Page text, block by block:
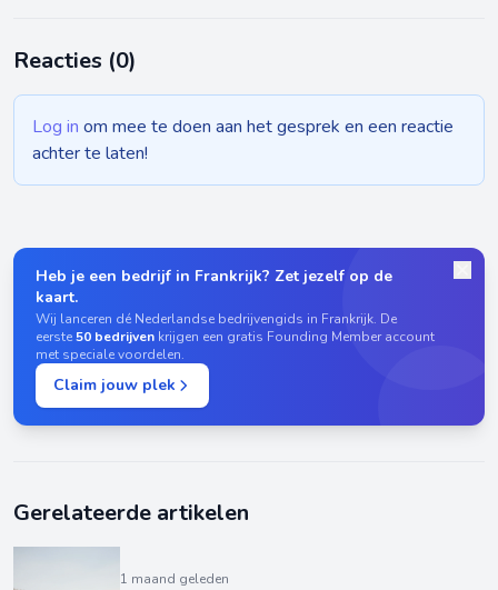
Reacties (0)
Log in om mee te doen aan het gesprek en een reactie
achter te laten!
Heb je een bedrijf in Frankrijk? Zet jezelf op de
kaart.
Wij lanceren dé Nederlandse bedrijvengids in Frankrijk. De
eerste50 bedrijven krijgen een gratis Founding Member account
met speciale voordelen.
Claim jouw plek
Gerelateerde artikelen
1 maand geleden